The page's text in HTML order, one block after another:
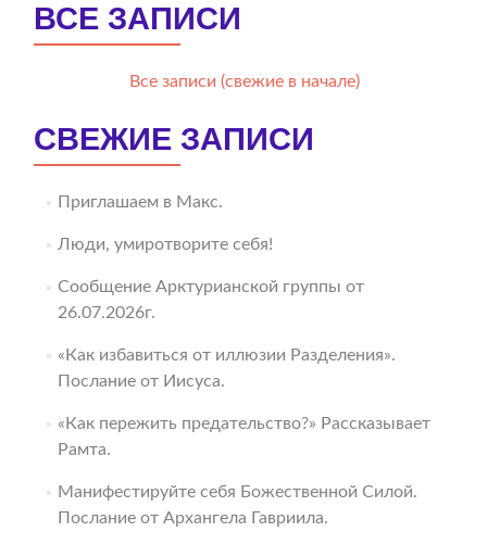
ВСЕ ЗАПИСИ
Все записи (свежие в начале)
СВЕЖИЕ ЗАПИСИ
Приглашаем в Макс.
Люди, умиротворите себя!
Сообщение Арктурианской группы от
26.07.2026г.
«Как избавиться от иллюзии Разделения».
Послание от Иисуса.
«Как пережить предательство?» Рассказывает
Рамта.
Манифестируйте себя Божественной Силой.
Послание от Архангела Гавриила.